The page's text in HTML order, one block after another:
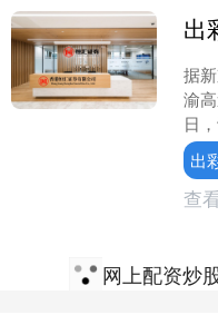
据
渝
日
关
车
出
查
网上配资炒